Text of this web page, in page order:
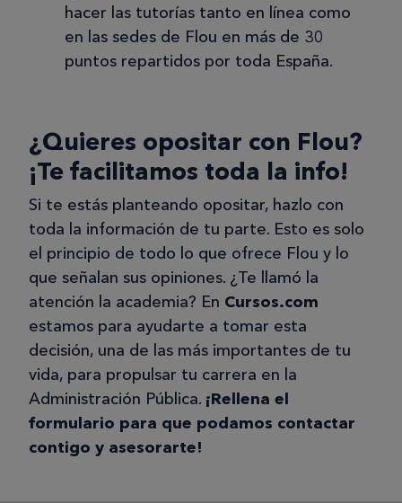
hacer las tutorías tanto en línea como
en las sedes de Flou en más de 30
puntos repartidos por toda España.
¿Quieres opositar con Flou?
¡Te facilitamos toda la info!
Si te estás planteando opositar, hazlo con
toda la información de tu parte. Esto es solo
el principio de todo lo que ofrece Flou y lo
que señalan sus opiniones. ¿Te llamó la
atención la academia? En Cursos.com
estamos para ayudarte a tomar esta
decisión, una de las más importantes de tu
vida, para propulsar tu carrera en la
Administración Pública. ¡Rellena el
formulario para que podamos contactar
contigo y asesorarte!